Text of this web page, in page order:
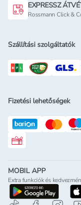
EXPRESSZ
Rossmann Click &
Szállítási szolgáltatók
Fizetési lehetőségek
Rossmann
MOBIL APP
Extra funkciók és